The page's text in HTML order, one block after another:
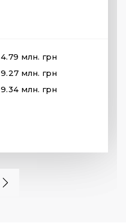
4.79 млн. грн
9.27 млн. грн
9.34 млн. грн